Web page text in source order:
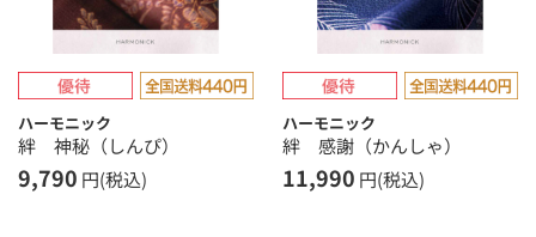
ハーモニック
絆 神秘（しんぴ）
9,790 円(税込)
ハーモニック
絆 感謝（かんしゃ）
11,990 円(税込)